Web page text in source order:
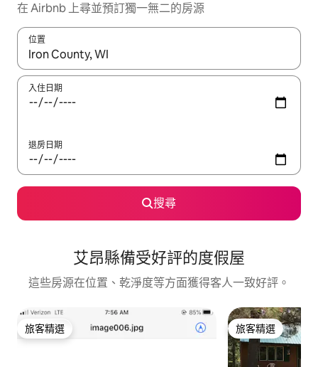
在 Airbnb 上尋並預訂獨一無二的房源
位置
如有搜尋結果，瀏覽內容時請使用上下箭頭，或輕點、滑動裝置。
入住日期
退房日期
搜尋
艾昂縣備受好評的度假屋
這些房源在位置、乾淨度等方面獲得客人一致好評。
旅客精選
旅客精選 旅客精選
旅客精選